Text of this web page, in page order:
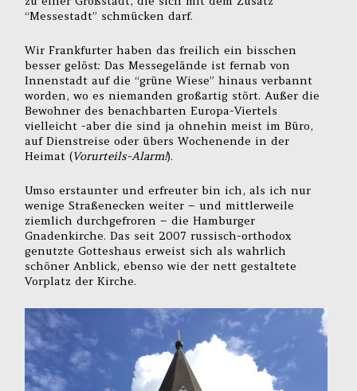
“Messestadt” schmücken darf.
Wir Frankfurter haben das freilich ein bisschen
besser gelöst: Das Messegelände ist fernab von
Innenstadt auf die “grüne Wiese” hinaus verbannt
worden, wo es niemanden großartig stört. Außer die
Bewohner des benachbarten Europa-Viertels
vielleicht -aber die sind ja ohnehin meist im Büro,
auf Dienstreise oder übers Wochenende in der
Heimat (Vorurteils-Alarm!).
Umso erstaunter und erfreuter bin ich, als ich nur
wenige Straßenecken weiter – und mittlerweile
ziemlich durchgefroren – die Hamburger
Gnadenkirche. Das seit 2007 russisch-orthodox
genutzte Gotteshaus erweist sich als wahrlich
schöner Anblick, ebenso wie der nett gestaltete
Vorplatz der Kirche.